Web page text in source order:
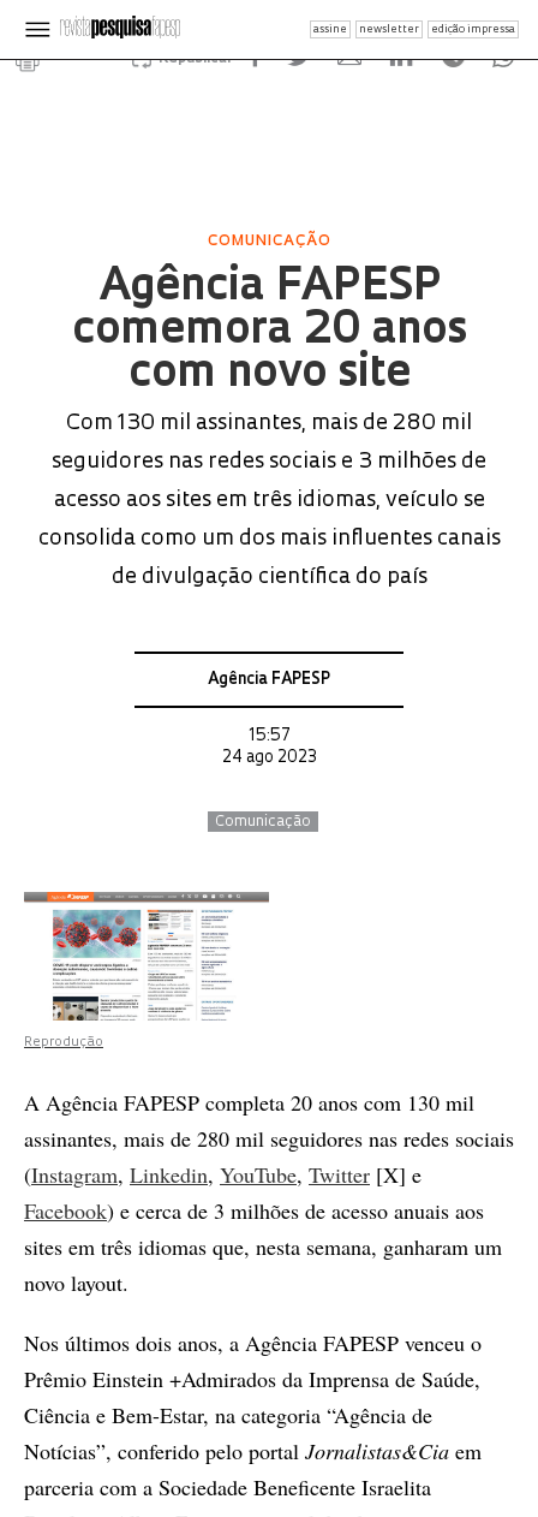
assine newsletter edição impressa
Republicar
COMUNICAÇÃO
Agência FAPESP
comemora 20 anos
com novo site
Com 130 mil assinantes, mais de 280 mil
seguidores nas redes sociais e 3 milhões de
acesso aos sites em três idiomas, veículo se
consolida como um dos mais influentes canais
de divulgação científica do país
Agência FAPESP
15:57
24 ago 2023
Comunicação
Reprodução
A Agência FAPESP completa 20 anos com 130 mil
assinantes, mais de 280 mil seguidores nas redes sociais
(Instagram, Linkedin, YouTube, Twitter [X] e
Facebook) e cerca de 3 milhões de acesso anuais aos
sites em três idiomas que, nesta semana, ganharam um
novo layout.
Nos últimos dois anos, a Agência FAPESP venceu o
Prêmio Einstein +Admirados da Imprensa de Saúde,
Ciência e Bem-Estar, na categoria “Agência de
Notícias”, conferido pelo portal Jornalistas&Cia em
parceria com a Sociedade Beneficente Israelita